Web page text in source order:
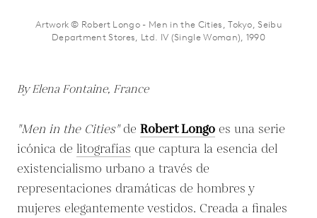
Artwork © Robert Longo - Men in the Cities, Tokyo, Seibu
Department Stores, Ltd. IV (Single Woman), 1990
By Elena Fontaine, France
"Men in the Cities"de Robert Longo es una serie
icónica de litografías que captura la esencia del
existencialismo urbano a través de
representaciones dramáticas de hombres y
mujeres elegantemente vestidos. Creada a finales